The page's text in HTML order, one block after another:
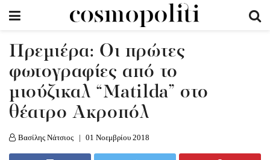
Πρεμιέρα: Οι πρώτες
φωτογραφίες από το
μιούζικαλ “Μatilda” στο
θέατρο Ακροπόλ
Βασίλης Νάτσιος 01 Νοεμβρίου 2018